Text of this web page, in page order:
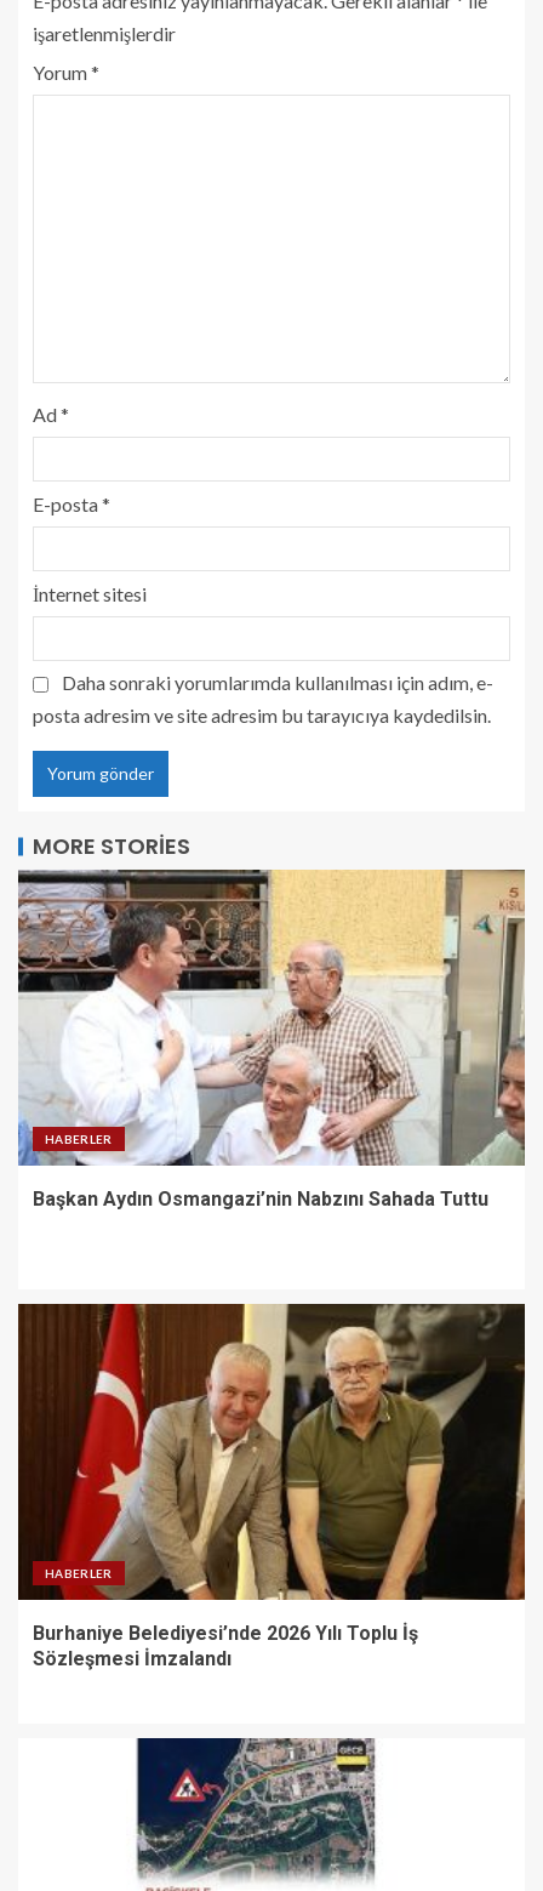
işaretlenmişlerdir
Yorum*
Ad*
E-posta*
İnternet sitesi
Daha sonraki yorumlarımda kullanılması için adım, e-
posta adresim ve site adresim bu tarayıcıya kaydedilsin.
MORE STORIES
HABERLER
Başkan Aydın Osmangazi’nin Nabzını Sahada Tuttu
HABERLER
Burhaniye Belediyesi’nde 2026 Yılı Toplu İş
Sözleşmesi İmzalandı